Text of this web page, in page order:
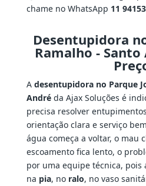
chame no WhatsApp 11
Desentupidora
Ramalho -
A desentupidora no Parque
Andréda Ajax Soluções é
precisa resolver
orientação clara e serviço
água começa a voltar, o mau
escoamento fica lento, o
por uma equipe técnica, pois
na pia, no ralo, no vaso